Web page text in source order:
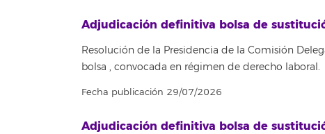
Adjudicación definitiva bolsa de
Resolución de la Presidencia de la Comisión
bolsa , convocada en régimen de derecho laboral.
Fecha publicación 29/07/2026
Adjudicación definitiva bolsa de